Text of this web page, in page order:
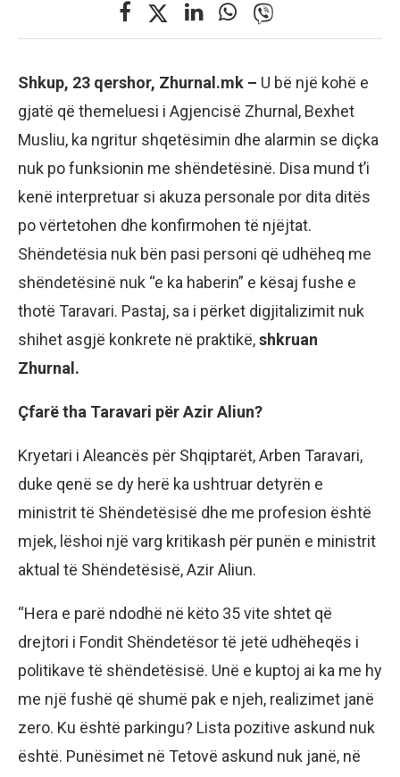
Shkup, 23 qershor, Zhurnal.mk – U bë një kohë e
gjatë që themeluesi i Agjencisë Zhurnal, Bexhet
Musliu, ka ngritur shqetësimin dhe alarmin se diçka
nuk po funksionin me shëndetësinë. Disa mund t’i
kenë interpretuar si akuza personale por dita ditës
po vërtetohen dhe konfirmohen të njëjtat.
Shëndetësia nuk bën pasi personi që udhëheq me
shëndetësinë nuk “e ka haberin” e kësaj fushe e
thotë Taravari. Pastaj, sa i përket digjitalizimit nuk
shihet asgjë konkrete në praktikë,shkruan
Zhurnal.
Çfarë tha Taravari për Azir Aliun?
Kryetari i Aleancës për Shqiptarët, Arben Taravari,
duke qenë se dy herë ka ushtruar detyrën e
ministrit të Shëndetësisë dhe me profesion është
mjek, lëshoi një varg kritikash për punën e ministrit
aktual të Shëndetësisë, Azir Aliun.
“Hera e parë ndodhë në këto 35 vite shtet që
drejtori i Fondit Shëndetësor të jetë udhëheqës i
politikave të shëndetësisë. Unë e kuptoj ai ka me hy
me një fushë që shumë pak e njeh, realizimet janë
zero. Ku është parkingu? Lista pozitive askund nuk
është. Punësimet në Tetovë askund nuk janë, në